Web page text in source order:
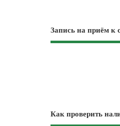
Запись на приём к
Как проверить